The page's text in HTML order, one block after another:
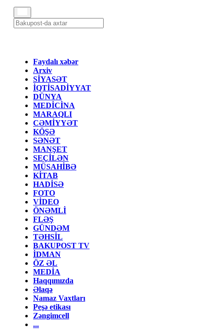
Faydalı xəbər
Arxiv
SİYASƏT
İQTİSADİYYAT
DÜNYA
MEDİCİNA
MARAQLI
CƏMİYYƏT
KÖŞƏ
SƏNƏT
MANŞET
SEÇİLƏN
MÜSAHİBƏ
KİTAB
HADİSƏ
FOTO
VİDEO
ÖNƏMLİ
FLƏŞ
GÜNDƏM
TƏHSİL
BAKUPOST TV
İDMAN
ÖZ ƏL
MEDİA
Haqqımızda
Əlaqə
Namaz Vaxtları
Peşə etikası
Zəngimcell
...